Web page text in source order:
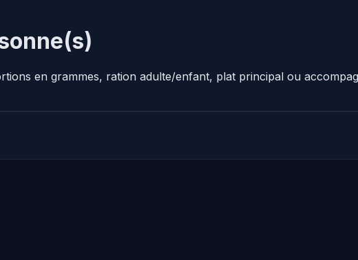
en grammes, ration adulte/enfant, plat principal ou